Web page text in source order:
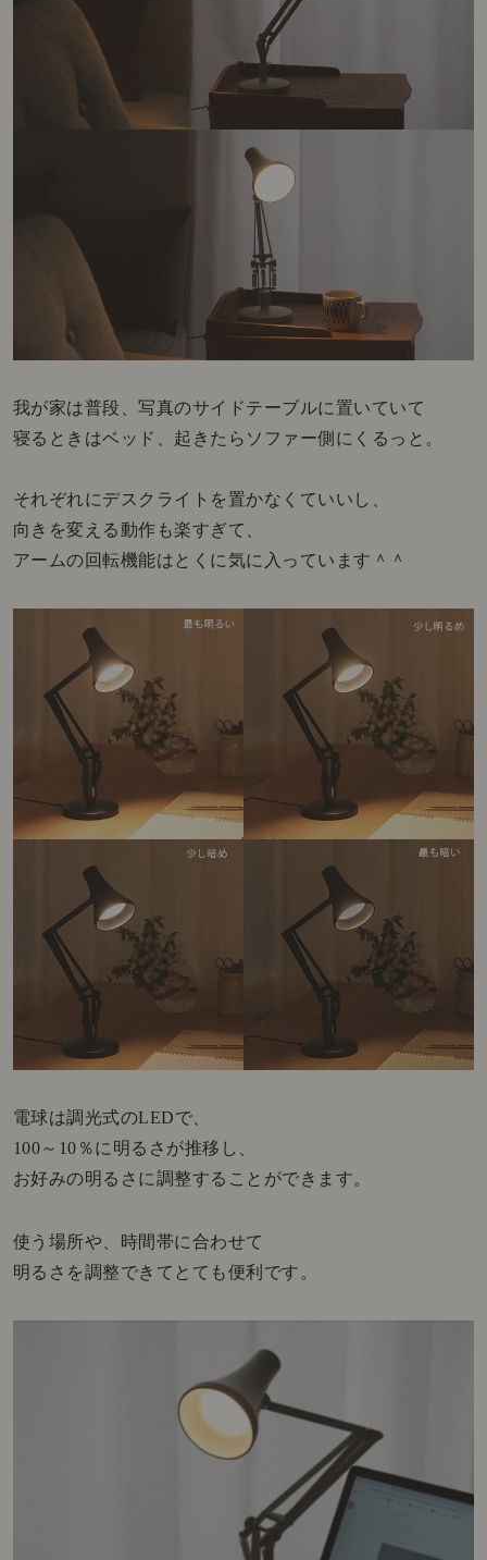
我が家は普段、写真のサイドテーブルに置いていて
寝るときはベッド、起きたらソファー側にくるっと。
それぞれにデスクライトを置かなくていいし、
向きを変える動作も楽すぎて、
アームの回転機能はとくに気に入っています＾＾
電球は調光式のLEDで、
100～10％に明るさが推移し、
お好みの明るさに調整することができます。
使う場所や、時間帯に合わせて
明るさを調整できてとても便利です。